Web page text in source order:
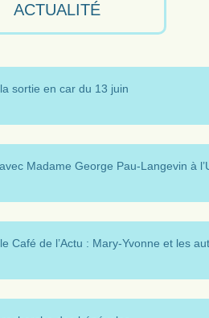
ACTUALITÉ
sortie en car du 13 juin
Madame George Pau-Langevin à
Café de l’Actu : Mary-Yvonne et les